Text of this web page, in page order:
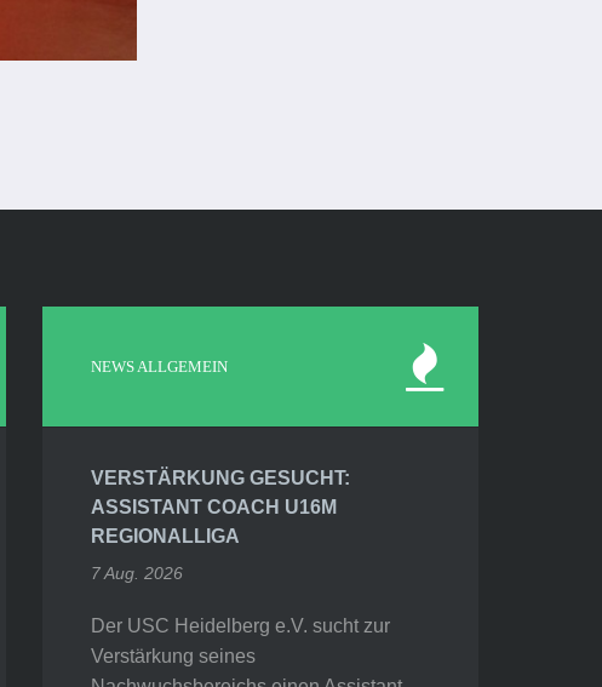
NEWS ALLGEMEIN
VERSTÄRKUNG GESUCHT:
ASSISTANT COACH U16M
REGIONALLIGA
7 Aug. 2026
Der USC Heidelberg e.V. sucht zur
Verstärkung seines